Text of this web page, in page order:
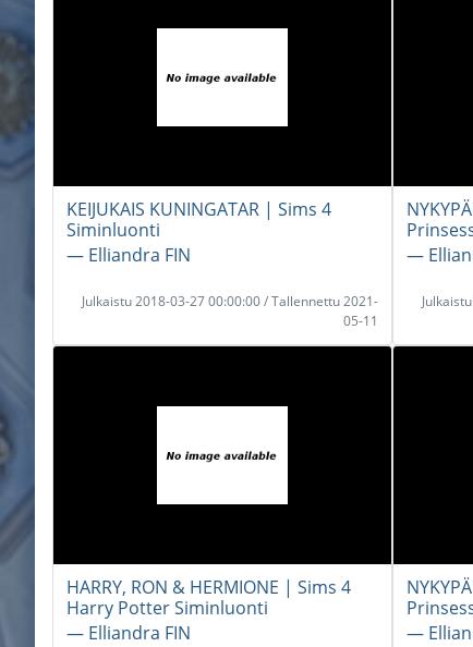
KEIJUKAIS KUNINGATAR | Sims 4
Siminluonti
― Elliandra FIN
Julkaistu 2018-03-27 00:00:00 / Tallennettu 2021-
05-11
―
HARRY, RON & HERMIONE | Sims 4
Harry Potter Siminluonti
― Elliandra FIN
―